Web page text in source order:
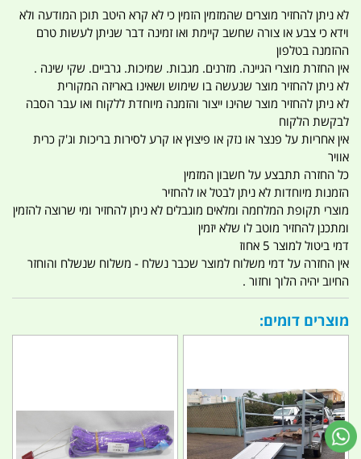
לא ניתן להחזיר מוצרים שהמזמין הזמין כי לא קרא היטב תוכן המודעה ולא
וידא כי צבע או צורה שחשב קיימת ואו זמינה דבר שניתן לעשות טרם
ההזמנה בטלפון
אין החזרת מוצרי הגיינה. מזרנים. מגבות. שמיכות. גרביים. שקי שינה .
לא ניתן להחזיר מוצר שנעשה בו שימוש ושאינו באריזה המקורית
לא ניתן להחזיר מוצר שהינו ייצור והזמנה מיוחדת ללקוח ואו עבר הסבה
לבקשת הלקוח
אין אחריות על פנצר או נזק או פיצוץ או קרע לסירות בריכות וג'ק כרית
אוויר
כל החזרה תתבצע על חשבון המזמין
הזמנות מיוחדות לא ניתן לבטל או להחזיר
מוצרי תקופת המלחמה ומלאים מוגבלים לא ניתן להחזיר ומי שרוצה להזמין
ומתכנן להחזיר מוטב לו שלא יזמין
דמי ביטול למוצר 5 אחוז
אין החזרה על דמי משלוח למוצר שכבר נשלח - משלוח שנשלח והוחזר
החיוב יהיה הלוך וחזור .
מוצרים דומים: